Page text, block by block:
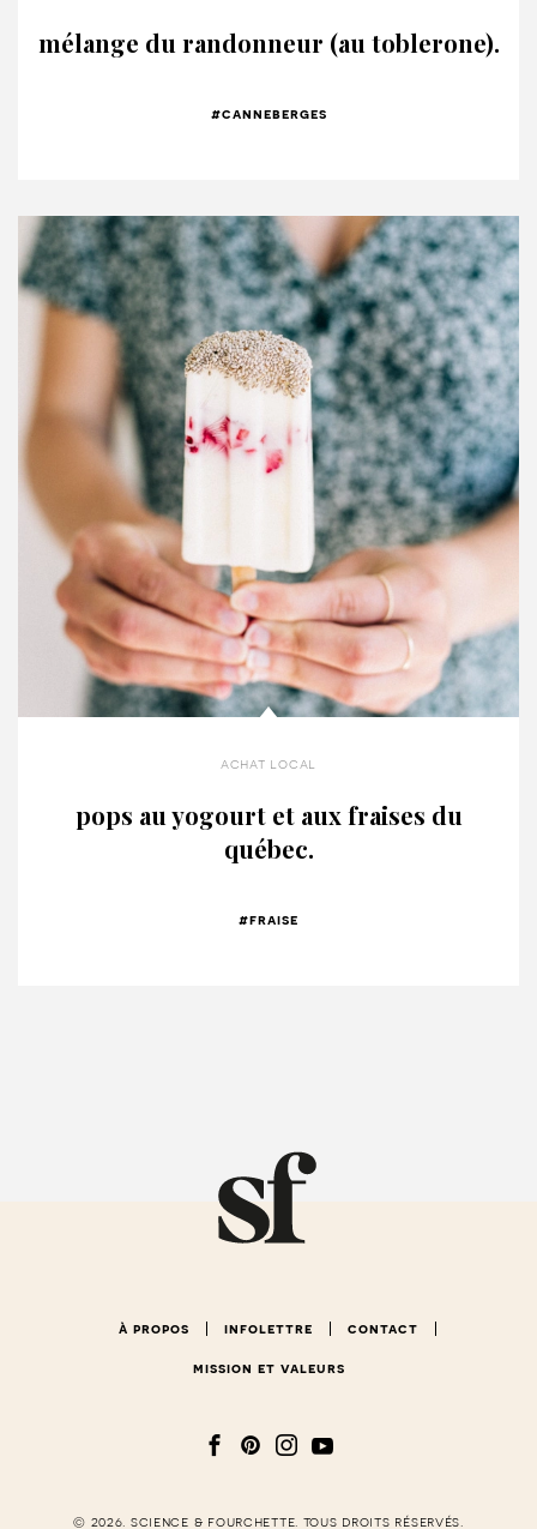
mélange du randonneur (au toblerone).
#canneberges
achat local
pops au yogourt et aux fraises du
québec.
#fraise
à propos infolettre contact
mission et valeurs
© 2026. science & fourchette. tous droits réservés.